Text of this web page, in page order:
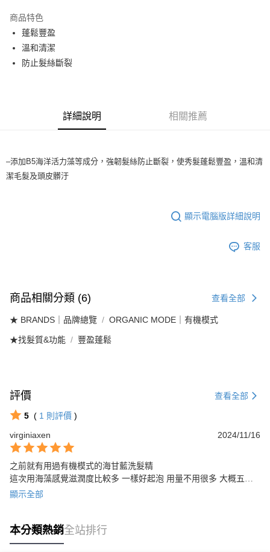
2.付款方式選擇「大哥付你分期」，訂單成立後會自動跳轉到大哥付的交易
流程，驗證手機門號後，選擇欲分期的期數、繳款截止日，確認付款後即完
成交易。
3.實際核准額度、可分期數及費用金額請依後續交易確認頁面所載為準。
4.訂單成立30分鐘內，如未前往確認交易或遇審核未通過，訂單將自動取
【注意事項】
用戶於交易時，得透過本服務購買商品或服務，並由商店將買賣／分期付款
資料（包含姓名、電話或地址）提供予台灣大哥大進項蒐集、處理及利用，
由本公司與您本人進行分期帳單所需資料之確認、核對及更正。
運送方式
全家取貨付款
每筆NT$65，滿NT$1,699(含以上)免運費
7-11取貨付款
商品特色
蓬鬆豐盈
溫和清潔
防止髮絲斷裂
詳細說明 相關推薦
–添加B5海洋活力藻等成分，強韌髮絲防止斷裂，使秀髮蓬鬆豐盈，溫和清
潔毛髮及頭皮髒汙
顯示電腦版詳細說明
客服
商品相關分類 (6) 查看全部
★ BRANDS｜品牌總覽 ORGANIC MODE｜有機模式
★找髮質&功能 豐盈蓬鬆
評價 查看全部
5 ( 1 則評價 )
virginiaxen
2024/11/16
之前就有用過有機模式的海甘藍洗髮精
這次用海藻感覺滋潤度比較多 一樣好起泡 用量不用很多 大概五元
硬幣大小 短髮足夠洗
顯示全部
本分類熱銷全站排行